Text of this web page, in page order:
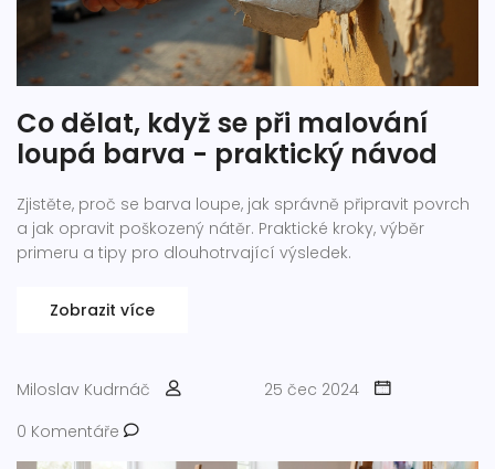
Co dělat, když se při malování
loupá barva - praktický návod
Zjistěte, proč se barva loupe, jak správně připravit povrch
a jak opravit poškozený nátěr. Praktické kroky, výběr
primeru a tipy pro dlouhotrvající výsledek.
Zobrazit více
Miloslav Kudrnáč
25 čec 2024
0 Komentáře